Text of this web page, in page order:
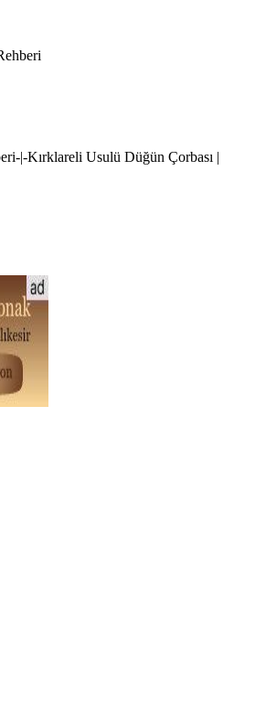
|-Kırklareli Usulü Düğün Çorbası |